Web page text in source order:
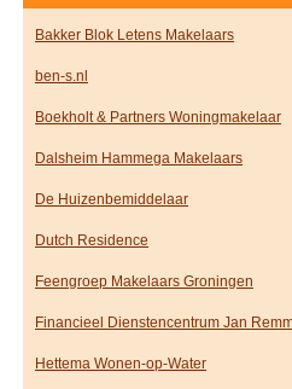
Bakker Blok Letens Makelaars
ben-s.nl
Boekholt & Partners Woningmakelaar
Dalsheim Hammega Makelaars
De Huizenbemiddelaar
Dutch Residence
Feengroep Makelaars Groningen
Financieel Dienstencentrum Jan
Hettema Wonen-op-Water